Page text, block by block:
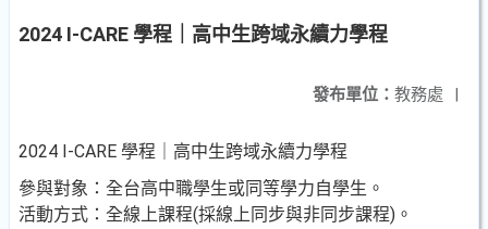
2024 I-CARE 學程｜高中生跨域永續力學程
發布單位： 教務處 |
2024 I-CARE 學程｜高中生跨域永續力學程
參與對象：全台高中職學生或同等學力自學生。
活動方式：全線上課程(採線上同步與非同步課程)。